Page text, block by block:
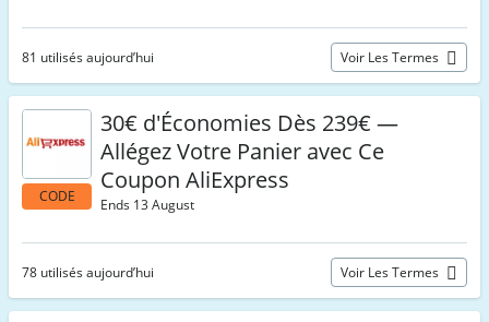
81 utilisés aujourd’hui Voir Les Termes
CODE
30€ d'Économies Dès 239€ —
Allégez Votre Panier avec Ce
Coupon AliExpress
Ends 13 August
78 utilisés aujourd’hui Voir Les Termes